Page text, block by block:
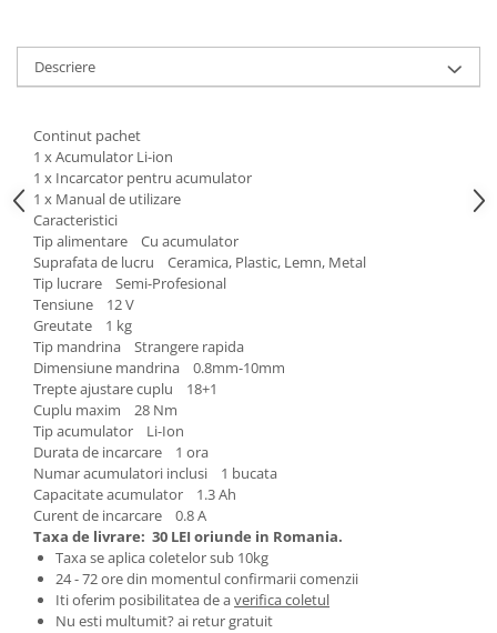
Incubatoare, oparitoare si
deplumatoare
Aparate de tuns animale
Piese si accesorii aparate de tuns
animale
Tarcuri animale
Semanatori
Masini batut stalpi si accesorii
Roabe & accesorii
Casute gradina si cutii depozitare
Mobilier gradina
Corturi, Prelate si plase de
umbrire
Lopeti zapada
Zdrobitoare si teascuri
Teascuri
Zdrobitoare electrice
Zdrobitoare electrice & manuale
Descriere
Continut pachet
1 x Acumulator Li-ion
1 x Incarcator pentru acumulator
1 x Manual de utilizare
Caracteristici
Tip alimentare Cu acumulator
Suprafata de lucru Ceramica, Plastic, Lemn, Metal
Tip lucrare Semi-Profesional
Tensiune 12 V
Greutate 1 kg
Tip mandrina Strangere rapida
Dimensiune mandrina 0.8mm-10mm
Trepte ajustare cuplu 18+1
Cuplu maxim 28 Nm
Tip acumulator Li-Ion
Durata de incarcare 1 ora
Numar acumulatori inclusi 1 bucata
Capacitate acumulator 1.3 Ah
Curent de incarcare 0.8 A
Taxa de livrare: 30 LEI oriunde in Romania.
Taxa se aplica coletelor sub 10kg
24 - 72 ore din momentul confirmarii comenzii
Iti oferim posibilitatea de averifica coletul
Nu esti multumit? ai retur gratuit